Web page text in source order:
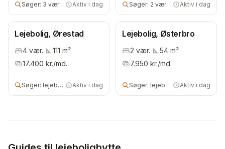
Søger: 3 vær lejebolig Aktiv i dag Søger: 2 vær lejebolig Aktiv i dag
Lejebolig, Ørestad
4 vær.· 111 m²
17.400 kr./md.
Søger: lejebolig Aktiv i dag
Lejebolig, Østerbro
2 vær.· 54 m²
7.950 kr./md.
Søger: lejebolig Aktiv i dag